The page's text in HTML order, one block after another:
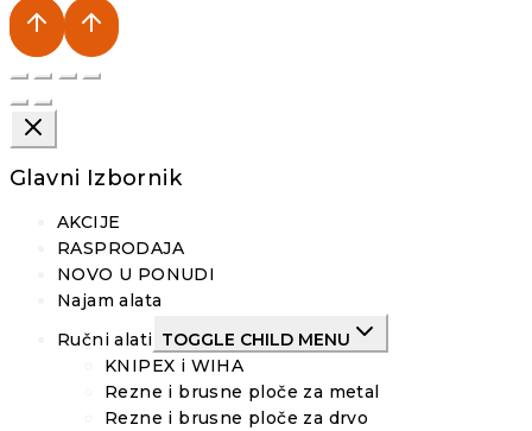
Glavni Izbornik
AKCIJE
RASPRODAJA
NOVO U PONUDI
Najam alata
Ručni alati TOGGLE CHILD MENU
KNIPEX i WIHA
Rezne i brusne ploče za metal
Rezne i brusne ploče za drvo